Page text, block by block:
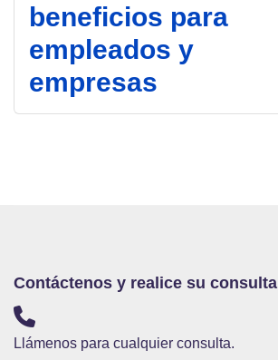
beneficios para
empleados y
empresas
Contáctenos y realice su consulta
Llámenos para cualquier consulta.